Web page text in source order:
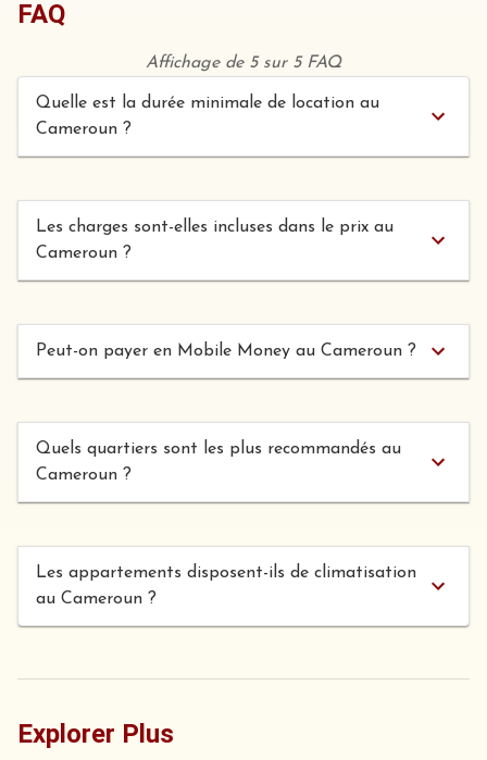
FAQ
Affichage de 5 sur 5 FAQ
Quelle est la durée minimale de location au
Cameroun ?
Les charges sont-elles incluses dans le prix au
Cameroun ?
Peut-on payer en Mobile Money au Cameroun ?
Quels quartiers sont les plus recommandés au
Cameroun ?
Les appartements disposent-ils de climatisation
au Cameroun ?
Explorer Plus